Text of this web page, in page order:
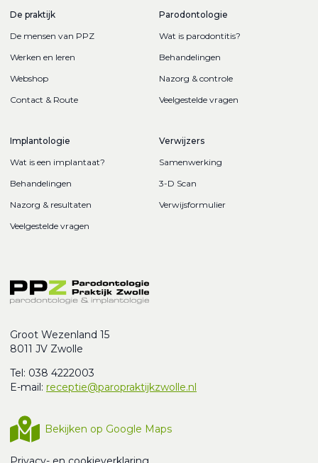
De praktijk
De mensen van PPZ
Werken en leren
Webshop
Contact & Route
Parodontologie
Wat is parodontitis?
Behandelingen
Nazorg & controle
Veelgestelde vragen
Implantologie
Wat is een implantaat?
Behandelingen
Nazorg & resultaten
Veelgestelde vragen
Verwijzers
Samenwerking
3-D Scan
Verwijsformulier
Groot Wezenland 15
8011 JV Zwolle
Tel: 038 4222003
E-mail: receptie@paropraktijkzwolle.nl
Bekijken op Google Maps